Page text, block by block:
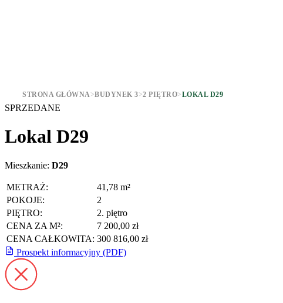
STRONA GŁÓWNA>BUDYNEK 3>2 PIĘTRO>LOKAL D29
SPRZEDANE
Lokal D29
Mieszkanie: D29
METRAŻ:
41,78 m²
POKOJE:
2
PIĘTRO:
2. piętro
CENA ZA M²:
7 200,00 zł
CENA CAŁKOWITA: 300 816,00 zł
Prospekt informacyjny (PDF)